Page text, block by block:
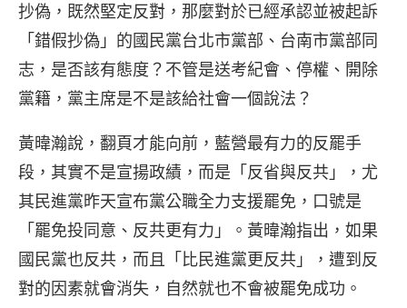
抄偽，既然堅定反對，那麼對於已經承認並被起訴
「錯假抄偽」的國民黨台北市黨部、台南市黨部同
志，是否該有態度？不管是送考紀會、停權、開除
黨籍，黨主席是不是該給社會一個說法？
黃暐瀚說，翻頁才能向前，藍營最有力的反罷手
段，其實不是宣揚政績，而是「反省與反共」，尤
其民進黨昨天宣布黨公職全力支援罷免，口號是
「罷免投同意、反共更有力」。黃暐瀚指出，如果
國民黨也反共，而且「比民進黨更反共」，遭到反
對的因素就會消失，自然就也不會被罷免成功。